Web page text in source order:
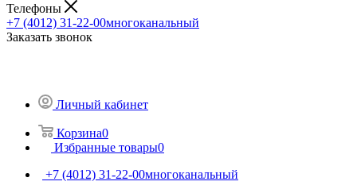
Телефоны
+7 (4012) 31-22-00многоканальный
Заказать звонок
Личный кабинет
Корзина0
Избранные товары0
+7 (4012) 31-22-00многоканальный